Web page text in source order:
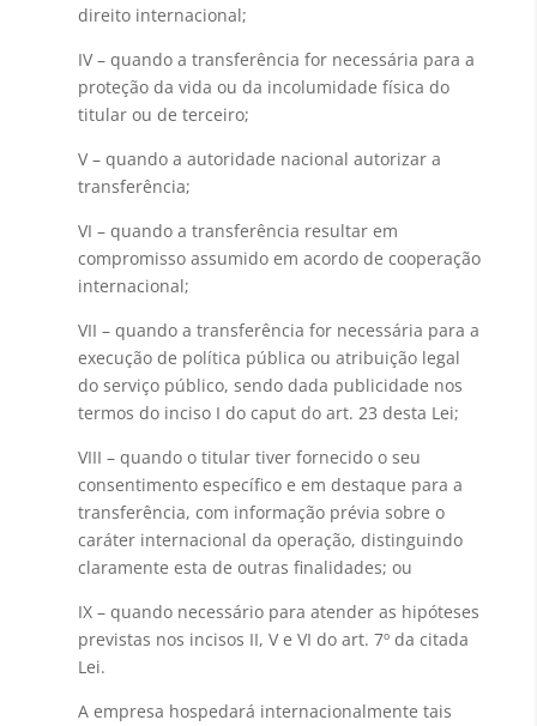
direito internacional;
IV – quando a transferência for necessária para a
proteção da vida ou da incolumidade física do
titular ou de terceiro;
V – quando a autoridade nacional autorizar a
transferência;
VI – quando a transferência resultar em
compromisso assumido em acordo de cooperação
internacional;
VII – quando a transferência for necessária para a
execução de política pública ou atribuição legal
do serviço público, sendo dada publicidade nos
termos do inciso I do caput do art. 23 desta Lei;
VIII – quando o titular tiver fornecido o seu
consentimento específico e em destaque para a
transferência, com informação prévia sobre o
caráter internacional da operação, distinguindo
claramente esta de outras finalidades; ou
IX – quando necessário para atender as hipóteses
previstas nos incisos II, V e VI do art. 7º da citada
Lei.
A empresa hospedará internacionalmente tais